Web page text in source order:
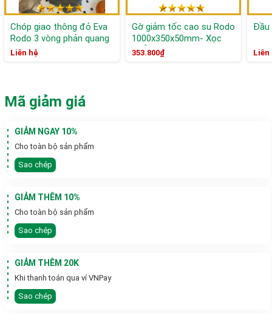
Chóp giao thông đỏ Eva
Rodo 3 vòng phản quang
trắng 90cm
Liên hệ
Gờ giảm tốc cao su Rodo
1000x350x50mm- Xọc
Thẳng
353.800₫
Đầu
Liên
Mã giảm giá
GIẢM NGAY 10%
Cho toàn bộ sản phẩm
Sao chép
GIẢM THÊM 10%
Cho toàn bộ sản phẩm
Sao chép
GIẢM THÊM 20K
Khi thanh toán qua ví VNPay
Sao chép